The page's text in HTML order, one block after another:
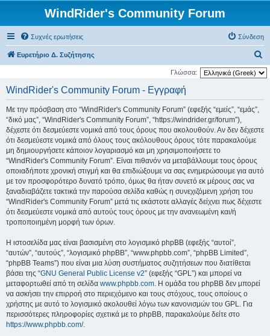
WindRider's Community Forum
Συχνές ερωτήσεις Σύνδεση
Ευρετήριο Δ. Συζήτησης
ν
η
Γλώσσα:
WindRider's Community Forum - Εγγραφή
Με την πρόσβαση στο “WindRider's Community Forum” (εφεξής “εμείς”, “εμάς”,
“δικό μας”, “WindRider's Community Forum”, “https://windrider.gr/forum”),
δέχεστε ότι δεσμεύεστε νομικά από τους όρους που ακολουθούν. Αν δεν δέχεστε
ότι δεσμεύεστε νομικά από όλους τους ακόλουθους όρους τότε παρακαλούμε
μη δημιουργήσετε κάποιον λογαριασμό και μη χρησιμοποιήσετε το
“WindRider's Community Forum”. Είναι πιθανόν να μεταβάλλουμε τους όρους
οποιαδήποτε χρονική στιγμή και θα επιδιώξουμε να σας ενημερώσουμε για αυτό
με τον προσφορότερο δυνατό τρόπο, όμως θα ήταν συνετό εκ μέρους σας να
ξαναδιαβάζετε τακτικά την παρούσα σελίδα καθώς η συνεχιζόμενη χρήση του
“WindRider's Community Forum” μετά τις εκάστοτε αλλαγές δείχνει πως δέχεστε
ότι δεσμεύεστε νομικά από αυτούς τους όρους με την ανανεωμένη και/ή
τροποποιημένη μορφή των όρων.
Η ιστοσελίδα μας είναι βασισμένη στο λογισμικό phpBB (εφεξής “αυτοί”,
“αυτών”, “αυτούς”, “λογισμικό phpBB”, “www.phpbb.com”, “phpBB Limited”,
“phpBB Teams”) που είναι μια λύση συστήματος συζητήσεων που διατίθεται
βάσει της “GNU General Public License v2” (εφεξής “GPL”) και μπορεί να
μεταφορτωθεί από τη σελίδα www.phpbb.com. Η ομάδα του phpBB δεν μπορεί
να ασκήσει την επιρροή στο περιεχόμενο και τους στόχους, τους οποίους ο
χρήστης με αυτό το λογισμικό ακολουθεί λόγω των κανονισμών του GPL. Για
περισσότερες πληροφορίες σχετικά με το phpBB, παρακαλούμε δείτε στο
https://www.phpbb.com/.